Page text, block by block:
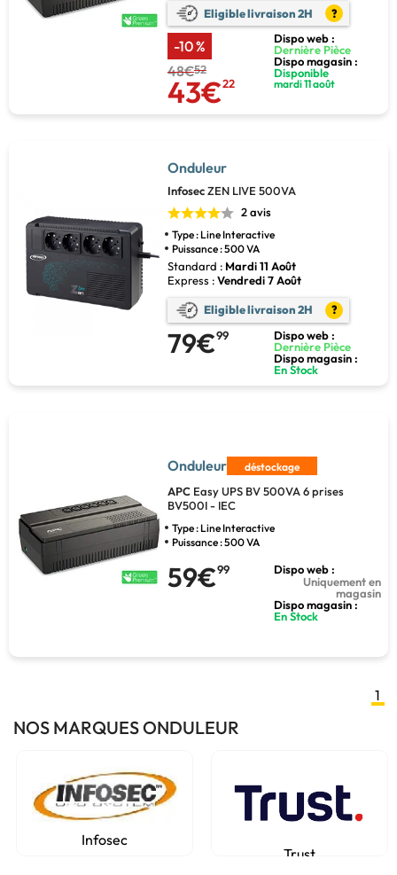
Eligible livraison 2H ?
-10 %
48€52
43€22
Dispo web :
Dernière Pièce
Dispo magasin :
Disponible
mardi 11 août
Onduleur
InfosecZEN LIVE 500VA
2 avis
Type : Line Interactive
Puissance : 500 VA
Standard : Mardi 11 Août
Express :Vendredi 7 Août
Eligible livraison 2H ?
79€99
Dispo web :
Dernière Pièce
Dispo magasin :
En Stock
Onduleur déstockage
APC Easy UPS BV 500VA 6 prises
BV500I - IEC
Type : Line Interactive
Puissance : 500 VA
59€99
Dispo web :
Uniquement en
magasin
Dispo magasin :
En Stock
1
NOS MARQUES ONDULEUR
Infosec
Trust